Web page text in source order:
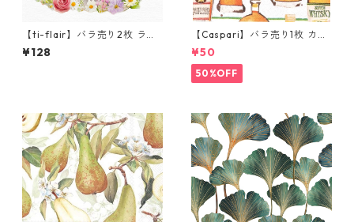
【ti-flair】バラ売り2枚 ラン
チサイズ ペーパーナプキンCo
niglietto Floreale ホワイト
¥128
【Caspari】バラ売り1枚 カク
テルサイズ ペーパーナプキン
Whiskey Tasting ホワイト
¥50
50%OFF